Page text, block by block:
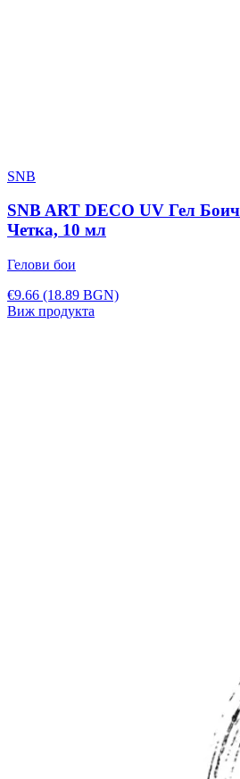
SNB
SNB ART DECO UV Гел
Четка, 10 мл
Гелови бои
€9.66 (18.89 BGN)
Виж продукта